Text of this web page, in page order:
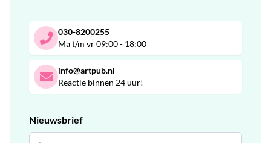
030-8200255
Ma t/m vr 09:00 - 18:00
info@artpub.nl
Reactie binnen 24 uur!
Nieuwsbrief